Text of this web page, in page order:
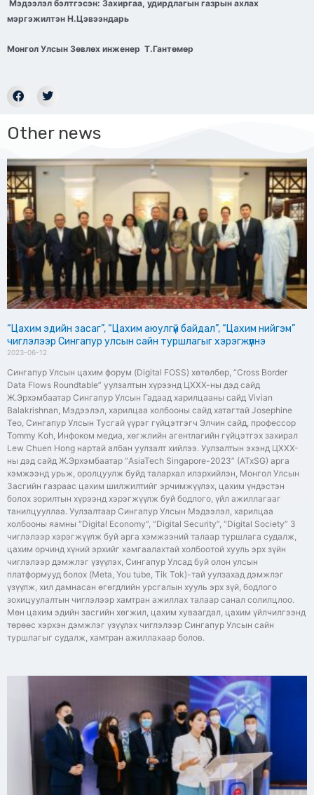
Мэдээлэл бэлтгэсэн: Захиргаа, удирдлагын газрын ахлах
мэргэжилтэн Н.Цэвээндарь
Монгол Улсын Зөвлөх инженер Т.Гантөмөр
Other news
“Цахим эдийн засаг”, “Цахим аюулгүй байдал”, “Цахим нийгэм”
чиглэлээр Сингапур улсын сайн туршлагыг хэрэгжүүлнэ
2023-06-12
Сингапур Улсын цахим форум (Digital FOSS) хөтөлбөр, “Cross Border
Data Flows Roundtable” уулзалтын хүрээнд ЦХХХ-ны дэд сайд
Ж.Эрхэмбаатар Сингапур Улсын Гадаад харилцааны сайд Vivian
Balakrishnan, Мэдээлэл, харилцаа холбооны сайд хатагтай Josephine
Teo, Сингапур Улсын Тусгай үүрэг гүйцэтгэгч Элчин сайд, профессор
Tommy Koh, Инфоком медиа, хөгжлийн агентлагийн гүйцэтгэх захирал
Lew Chuen Hong нартай албан уулзалт хийлээ. Уулзалтын эхэнд ЦХХХ-
ны дэд сайд Ж.Эрхэмбаатар “AsiaTech Singapore-2023” (ATxSG) арга
хэмжээнд урьж, оролцуулж буйд талархал илэрхийлэн, Монгол Улсын
Засгийн газраас цахим шилжилтийг эрчимжүүлэх, цахим үндэстэн
болох зорилтын хүрээнд хэрэгжүүлж буй бодлого, үйл ажиллагааг
танилцууллаа. Уулзалтаар Сингапур Улсын Мэдээлэл, харилцаа
холбооны яамны “Digital Economy”, “Digital Security”, “Digital Society” 3
чиглэлээр хэрэгжүүлж буй арга хэмжээний талаар туршлага судалж,
цахим орчинд хүний эрхийг хамгаалахтай холбоотой хууль эрх зүйн
чиглэлээр дэмжлэг үзүүлэх, Сингапур Улсад буй олон улсын
платформууд болох (Meta, You tube, Тik Tok)-тай уулзахад дэмжлэг
үзүүлж, хил дамнасан өгөгдлийн урсгалын хууль эрх зүй, бодлого
зохицуулалтын чиглэлээр хамтран ажиллах талаар санал солилцлоо.
Мөн цахим эдийн засгийн хөгжил, цахим хуваагдал, цахим үйлчилгээнд
төрөөс хэрхэн дэмжлэг үзүүлэх чиглэлээр Сингапур Улсын сайн
туршлагыг судалж, хамтран ажиллахаар болов.